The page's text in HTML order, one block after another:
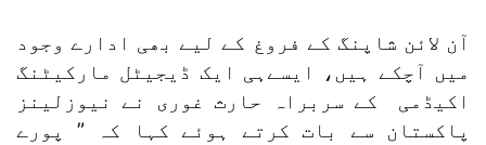
آن لائن شاپنگ کے فروغ کے لیے بھی ادارے وجود
میں آچکے ہیں، ایسےہی ایک ڈیجیٹل مارکیٹنگ
اکیڈمی کے سربراہ حارث غوری نے نیوزلینز
پاکستان سے بات کرتے ہوئے کہا کہ ” پورے